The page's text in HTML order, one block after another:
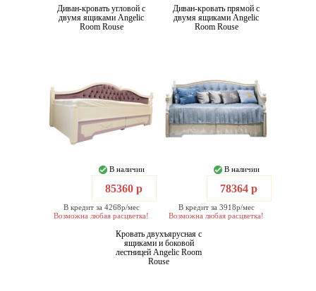
Диван-кровать угловой с
двумя ящиками Angelic
Room Rouse
В наличии
85360 р
В кредит за 4268р/мес
Возможна любая расцветка!
Диван-кровать прямой с
двумя ящиками Angelic
Room Rouse
В наличии
78364 р
В кредит за 3918р/мес
Возможна любая расцветка!
Кровать двухъярусная с
ящиками и боковой
лестницей Angelic Room
Rouse